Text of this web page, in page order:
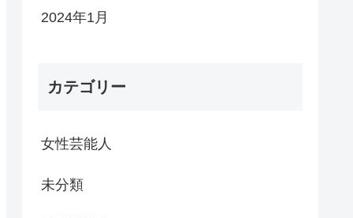
2024年1月
カテゴリー
女性芸能人
未分類